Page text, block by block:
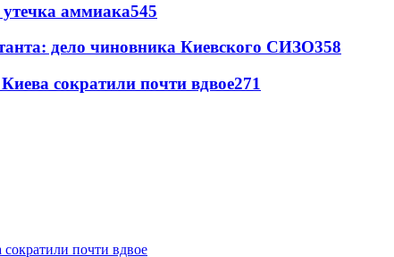
аммиака545
дело чиновника Киевского СИЗО358
сократили почти вдвое271